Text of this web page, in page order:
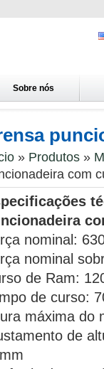
Sobre nós
» Produtos»
com
nominal:
nominal
de Ram:
de curso:
máxima do
de